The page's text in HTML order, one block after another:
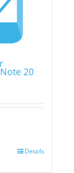
20
Details